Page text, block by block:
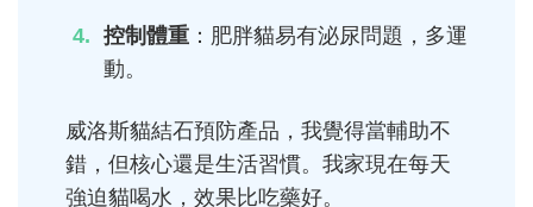
控制體重 ：肥胖貓易有泌尿問題，多運
動。
威洛斯貓結石預防產品，我覺得當輔助不
錯，但核心還是生活習慣。我家現在每天
強迫貓喝水，效果比吃藥好。